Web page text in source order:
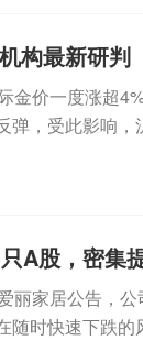
构最新研判
金价一度涨超
弹，受此影响
A股，密集
丽家居公告，
时快速下跌